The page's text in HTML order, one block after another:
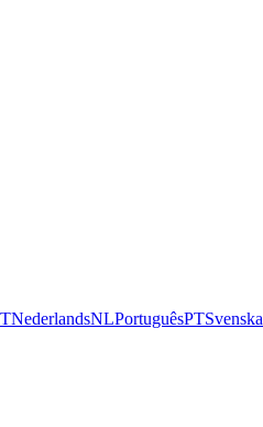
NederlandsNLPortuguêsPTSvenska